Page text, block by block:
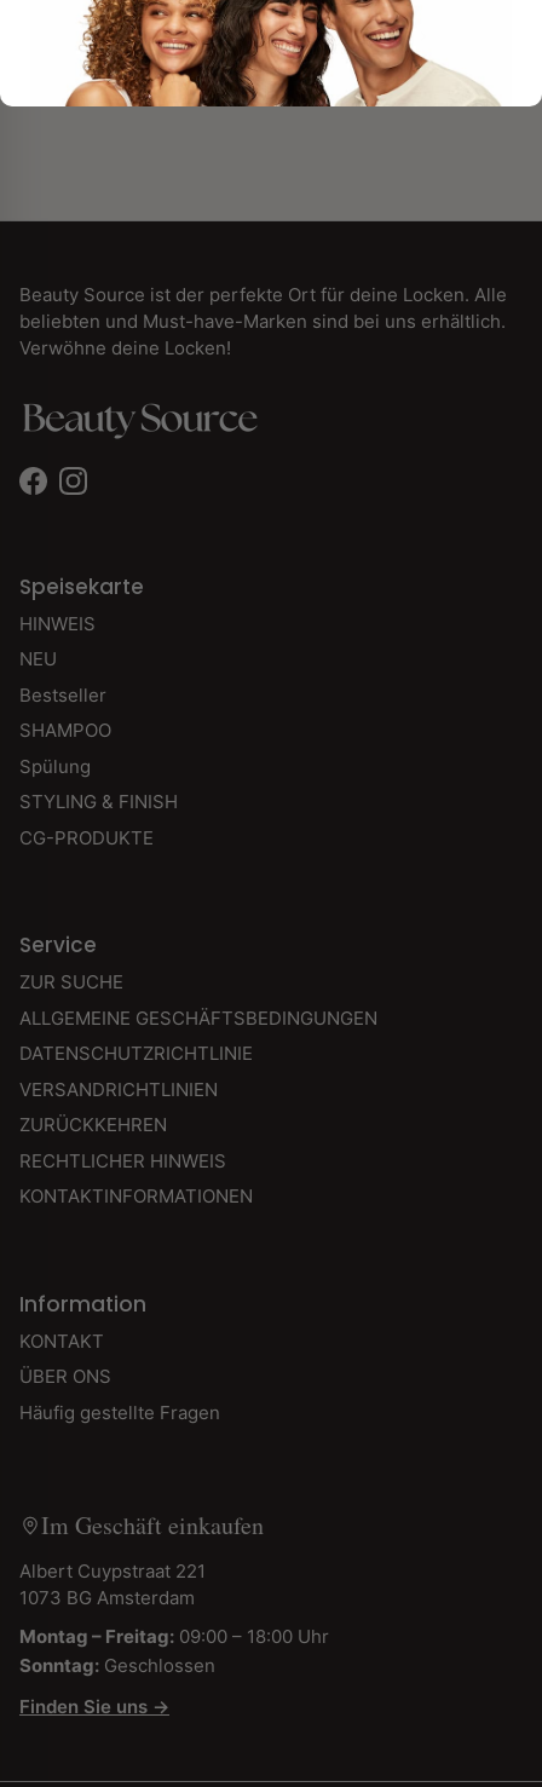
1 2 3 … 6 Im Folgenden
Beauty Source ist der perfekte Ort für deine Locken. Alle
beliebten und Must-have-Marken sind bei uns erhältlich.
Verwöhne deine Locken!
FacebookInstagram
Speisekarte
HINWEIS
NEU
Bestseller
SHAMPOO
Spülung
STYLING & FINISH
CG-PRODUKTE
Service
ZUR SUCHE
ALLGEMEINE GESCHÄFTSBEDINGUNGEN
DATENSCHUTZRICHTLINIE
VERSANDRICHTLINIEN
ZURÜCKKEHREN
RECHTLICHER HINWEIS
KONTAKTINFORMATIONEN
Information
KONTAKT
ÜBER ONS
Häufig gestellte Fragen
Im Geschäft einkaufen
Albert Cuypstraat 221
1073 BG Amsterdam
Montag – Freitag: 09:00 – 18:00 Uhr
Sonntag: Geschlossen
Finden Sie uns →